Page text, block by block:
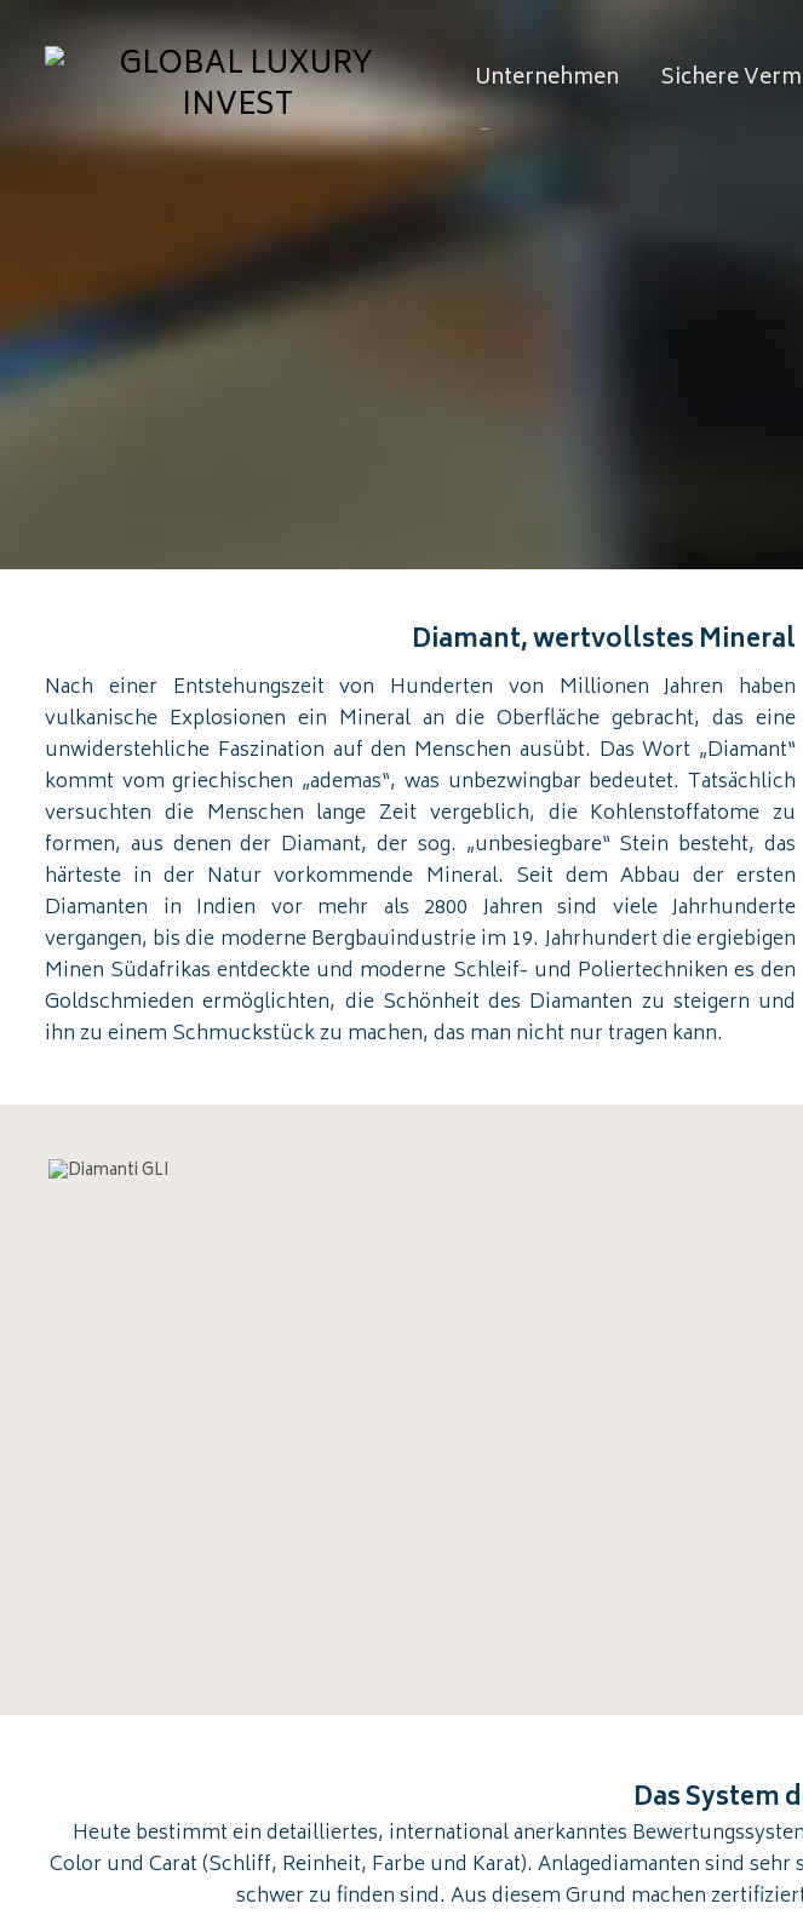
Unternehmen Sichere
Diamant, wertvollstes Mineral
Nach einer Entstehungszeit von Hunderten von Millionen Jahren haben
vulkanische Explosionen ein Mineral an die Oberfläche gebracht, das eine
unwiderstehliche Faszination auf den Menschen ausübt. Das Wort „Diamant“
kommt vom griechischen „ademas“, was unbezwingbar bedeutet. Tatsächlich
versuchten die Menschen lange Zeit vergeblich, die Kohlenstoffatome zu
formen, aus denen der Diamant, der sog. „unbesiegbare“ Stein besteht, das
härteste in der Natur vorkommende Mineral. Seit dem Abbau der ersten
Diamanten in Indien vor mehr als 2800 Jahren sind viele Jahrhunderte
vergangen, bis die moderne Bergbauindustrie im 19. Jahrhundert die ergiebigen
Minen Südafrikas entdeckte und moderne Schleif- und Poliertechniken es den
Goldschmieden ermöglichten, die Schönheit des Diamanten zu steigern und
ihn zu einem Schmuckstück zu machen, das man nicht nur tragen kann.
Das System
Heute bestimmt ein detailliertes, international anerkanntes
Color und Carat (Schliff, Reinheit, Farbe und Karat). Anlagediamanten sind
schwer zu finden sind. Aus diesem Grund machen